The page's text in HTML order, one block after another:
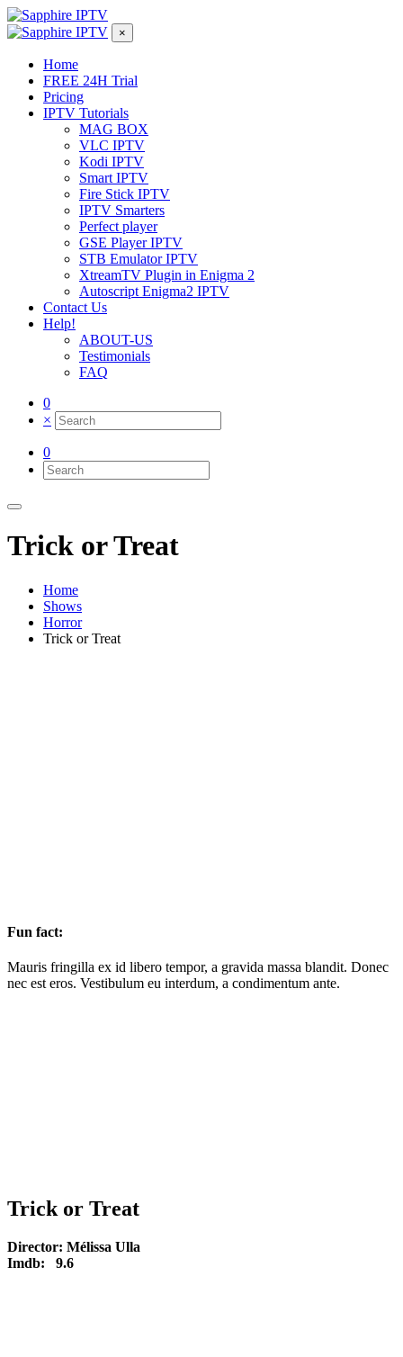
×
Home
FREE 24H Trial
Pricing
IPTV Tutorials
MAG BOX
VLC IPTV
Kodi IPTV
Smart IPTV
Fire Stick IPTV
IPTV Smarters
Perfect player
GSE Player IPTV
STB Emulator IPTV
XtreamTV Plugin in Enigma 2
Autoscript Enigma2 IPTV
Contact Us
Help!
ABOUT-US
Testimonials
FAQ
0
×
0
Trick or Treat
Home
Shows
Horror
Trick or Treat
Fun fact:
Mauris fringilla ex id libero tempor, a gravida massa blandit. Donec
nec est eros. Vestibulum eu interdum, a condimentum ante.
Trick or Treat
Director: Mélissa Ulla
Imdb:
9.6